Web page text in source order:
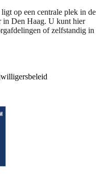
op een centrale plek in de
in Den Haag. U kunt hier
of zelfstandig in